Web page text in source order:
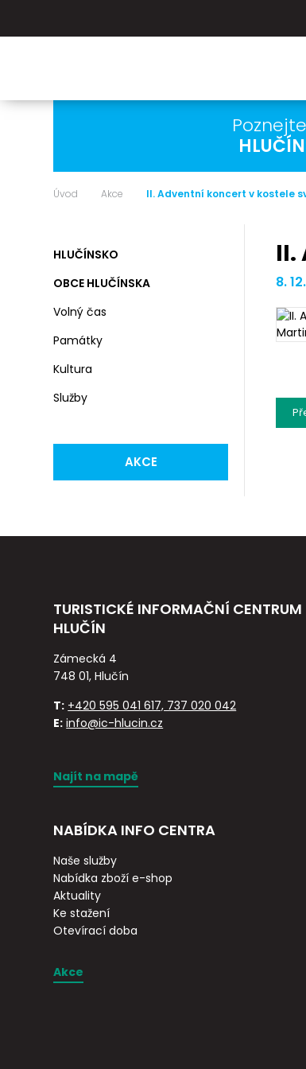
Úvod Akce II. Adventní koncert v kostele
HLUČÍNSKO
OBCE HLUČÍNSKA
Volný čas
Památky
Kultura
Služby
AKCE
II.
8.
TURISTICKÉ INFORMAČNÍ CENTRUM
HLUČÍN
Zámecká 4
748 01, Hlučín
T: +420 595 041 617, 737 020 042
E: info@ic-hlucin.cz
Najít na mapě
NABÍDKA INFO CENTRA
Naše služby
Nabídka zboží e-shop
Aktuality
Ke stažení
Otevírací doba
Akce